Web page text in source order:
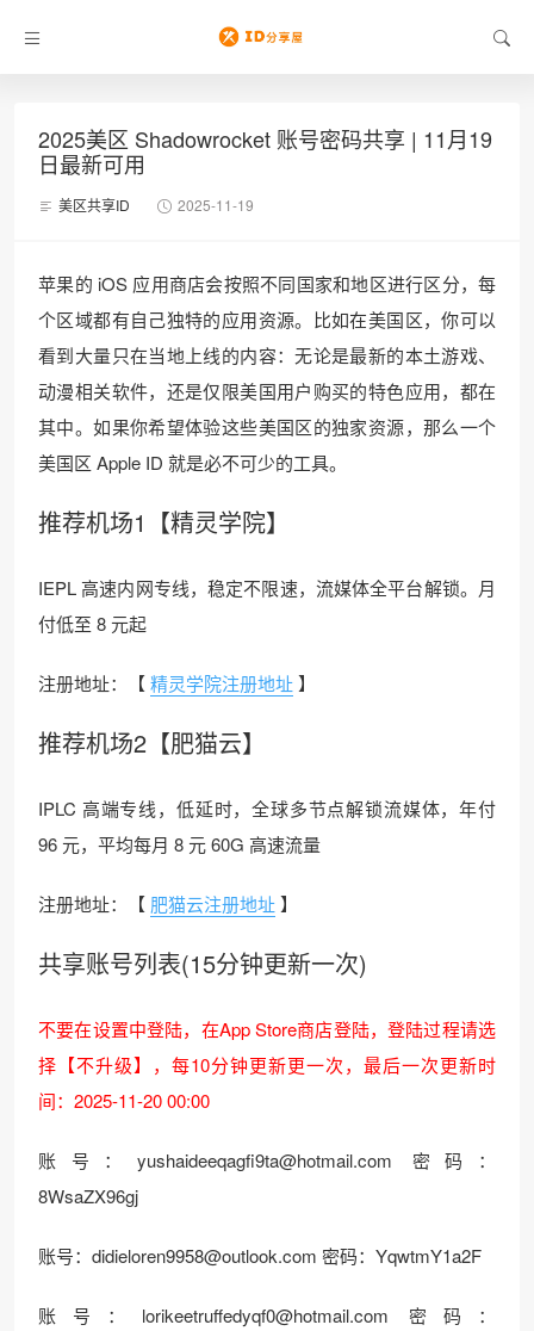
2025美区 Shadowrocket 账号密码共享 | 11月19
日最新可用
美区共享ID 2025-11-19
苹果的 iOS 应用商店会按照不同国家和地区进行区分，每
个区域都有自己独特的应用资源。比如在美国区，你可以
看到大量只在当地上线的内容：无论是最新的本土游戏、
动漫相关软件，还是仅限美国用户购买的特色应用，都在
其中。如果你希望体验这些美国区的独家资源，那么一个
美国区 Apple ID 就是必不可少的工具。
推荐机场1【精灵学院】
IEPL 高速内网专线，稳定不限速，流媒体全平台解锁。月
付低至 8 元起
注册地址：【精灵学院注册地址】
推荐机场2【肥猫云】
IPLC 高端专线，低延时，全球多节点解锁流媒体，年付
96 元，平均每月 8 元 60G 高速流量
注册地址：【 肥猫云注册地址】
共享账号列表(15分钟更新一次)
不要在设置中登陆，在App Store商店登陆，登陆过程请选
择【不升级】，每10分钟更新更一次，最后一次更新时
间：2025-11-20 00:00
账号：yushaideeqagfi9ta@hotmail.com 密码：
8WsaZX96gj
账号：didieloren9958@outlook.com 密码：YqwtmY1a2F
账号：lorikeetruffedyqf0@hotmail.com 密码：